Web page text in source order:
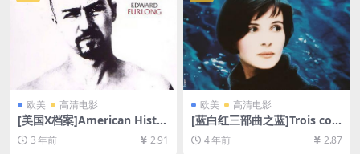
缩包（含解压密码）】
欧美 高清电影
[美国X档案]American Histor
y X (1998)[百度网盘+迅雷云
盘资源1080P超清未删减][MP
3 年前 2.91
欧美 高清电影
[蓝白红三部曲之蓝]Trois coul
eurs: Bleu (1993)[百度网盘
+迅雷云盘资源1080P超清未
4 年前 2.87